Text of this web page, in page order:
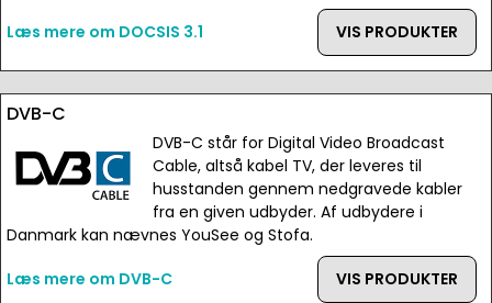
Læs mere om DOCSIS 3.1
VIS PRODUKTER
DVB-C
DVB-C står for Digital Video Broadcast
Cable, altså kabel TV, der leveres til
husstanden gennem nedgravede kabler
fra en given udbyder. Af udbydere i
Danmark kan nævnes YouSee og Stofa.
Læs mere om DVB-C
VIS PRODUKTER